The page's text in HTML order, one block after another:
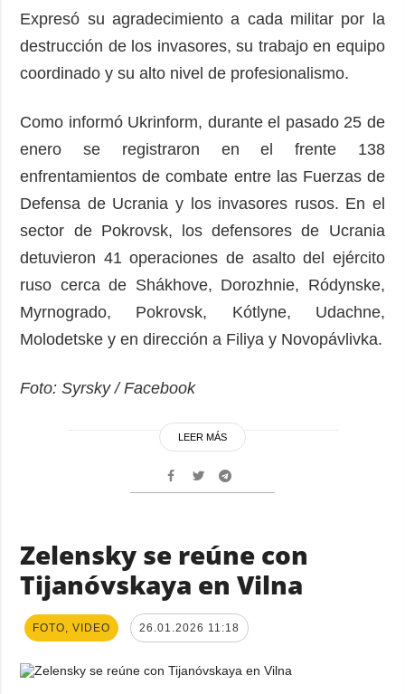
Expresó su agradecimiento a cada militar por la
destrucción de los invasores, su trabajo en equipo
coordinado y su alto nivel de profesionalismo.
Como informó Ukrinform, durante el pasado 25 de
enero se registraron en el frente 138
enfrentamientos de combate entre las Fuerzas de
Defensa de Ucrania y los invasores rusos. En el
sector de Pokrovsk, los defensores de Ucrania
detuvieron 41 operaciones de asalto del ejército
ruso cerca de Shákhove, Dorozhnie, Ródynske,
Myrnogrado, Pokrovsk, Kótlyne, Udachne,
Molodetske y en dirección a Filiya y Novopávlivka.
Foto: Syrsky / Facebook
LEER MÁS
Zelensky se reúne con
Tijanóvskaya en Vilna
FOTO, VIDEO 26.01.2026 11:18